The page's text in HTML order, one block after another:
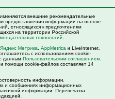
внешние рекомендательные
предоставления информации на основе
относящихся к предпочтениям
на территории Российской
технологий
Яндекс Метрика AppMetrica и LiveInternet.
с использованием cookie-
данным Пользовательским соглашением
помощи cookie-файлов составляет 14
информации,
и сообщениях информационных
информации. Перепечатка